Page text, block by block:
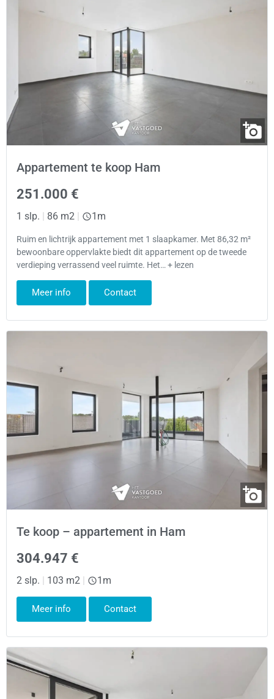
Appartement te koop Ham
251.000 €
1 slp. 86 m2 1m
Ruim en lichtrijk appartement met 1 slaapkamer. Met 86,32 m²
bewoonbare oppervlakte biedt dit appartement op de tweede
verdieping verrassend veel ruimte. Het… + lezen
Meer info Contact
Te koop – appartement in Ham
304.947 €
2 slp. | 103 m2 | 1m
Meer info Contact